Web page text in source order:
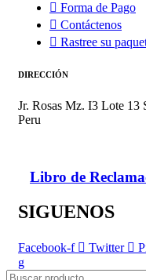
Forma de Pago
Contáctenos
Rastree su
DIRECCIÓN
Jr. Rosas Mz. I3 Lote
Peru
Libro de
SIGUENOS
Facebook-f Twitter
g